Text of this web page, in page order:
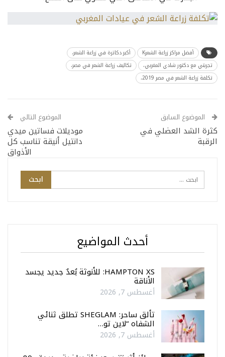
أفضل مراكز زراعة الشعرK
أكبر دكاترة في زراعة الشعر،
تجربتي مع دكتور شادي المغربي،
تكاليف زراعة الشعر في مصر،
تكلفة زراعة الشعر في مصر 2019،
الموضوع السابق
كثرة الشد العضلي في
الرقبة
الموضوع التالي
موديلات فساتين ميدي
دانتيل أنيقة تناسب كل
الأذواق
أحدث المواضيع
HAMPTON XS: للأنوثة بُعدٌ جديد يجسد
الأناقة
أغسطس 7, 2026
تألق ساحر: SHEGLAM تطلق ثنائي
الشفاه “لاين تو…
أغسطس 7, 2026